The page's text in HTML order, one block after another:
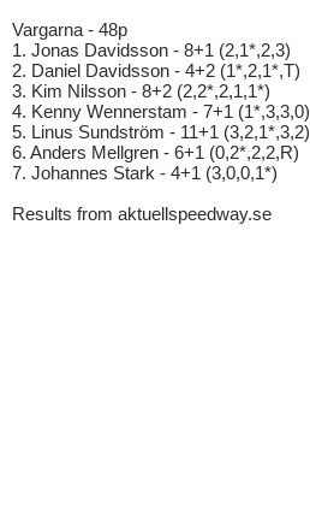
Vargarna - 48p
1. Jonas Davidsson - 8+1 (2,1*,2,3)
2. Daniel Davidsson - 4+2 (1*,2,1*,T)
3. Kim Nilsson - 8+2 (2,2*,2,1,1*)
4. Kenny Wennerstam - 7+1 (1*,3,3,0)
5. Linus Sundström - 11+1 (3,2,1*,3,2)
6. Anders Mellgren - 6+1 (0,2*,2,2,R)
7. Johannes Stark - 4+1 (3,0,0,1*)
Results from aktuellspeedway.se